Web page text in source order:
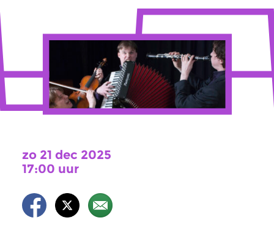
zo 21 dec 2025
17:00 uur